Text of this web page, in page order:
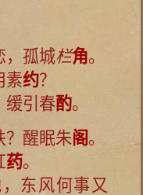
，孤城栏角。
素约？
缓引春酌。
？醒眠朱阁。
药。
东风何事又